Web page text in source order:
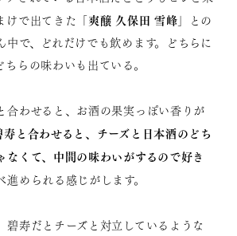
けで出てきた「爽醸 久保田 雪峰」との
中で、どれだけでも飲めます。どちらに
らの味わいも出ている。
合わせると、お酒の果実っぽい香りが
寿と合わせると、チーズと日本酒のどち
なくて、中間の味わいがするので好き
進められる感じがします。
碧寿だとチーズと対立しているような